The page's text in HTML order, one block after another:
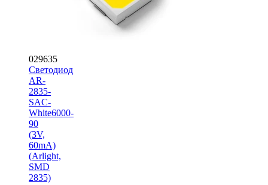
029635
Светодиод
AR-
2835-
SAC-
White6000-
90
(3V,
60mA)
(Arlight,
SMD
2835)